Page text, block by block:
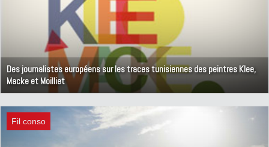
Des journalistes européens sur les traces tunisiennes des peintres Klee,
Macke et Moilliet
Fil conso